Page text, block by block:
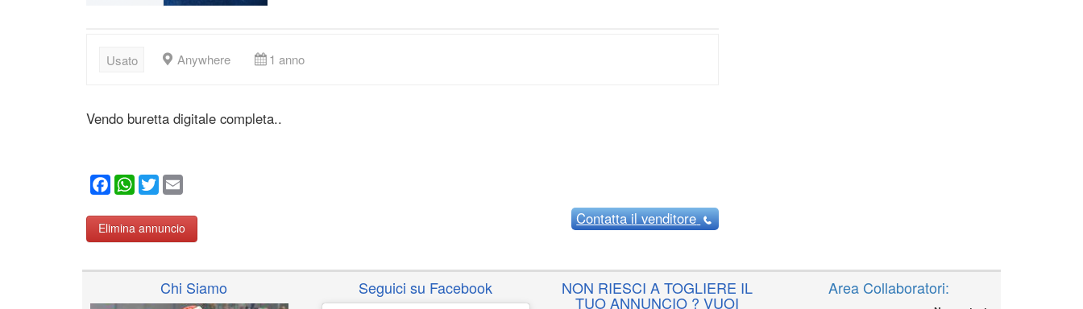
Usato Anywhere 1 anno
Vendo buretta digitale completa..
Facebook
WhatsApp
Twitter
Elimina annuncio
Contattail venditore
Chi Siamo Seguici su Facebook NON RIESCI A TOGLIERE IL
TUO ANNUNCIO ? VUOI
Area Collaboratori: